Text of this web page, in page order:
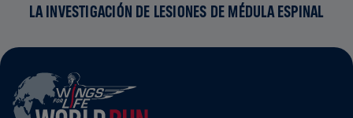
LA INVESTIGACIÓN DE LESIONES DE MÉDULA ESPINAL